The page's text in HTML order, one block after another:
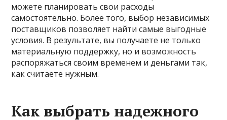
можете планировать свои расходы
самостоятельно. Более того, выбор независимых
поставщиков позволяет найти самые выгодные
условия. В результате, вы получаете не только
материальную поддержку, но и возможность
распоряжаться своим временем и деньгами так,
как считаете нужным.
Как выбрать надежного